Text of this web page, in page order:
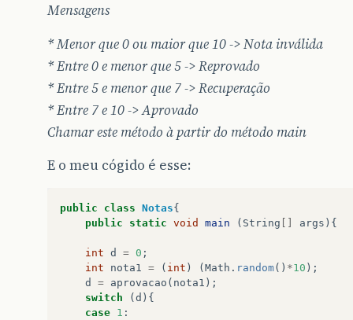
Mensagens
* Menor que 0 ou maior que 10 -> Nota inválida
* Entre 0 e menor que 5 -> Reprovado
* Entre 5 e menor que 7 -> Recuperação
* Entre 7 e 10 -> Aprovado
Chamar este método à partir do método main
E o meu cógido é esse:
public class Notas{
public
static void main ( String [] args ){
int d = 0 ;
int
nota1 = ( int ) (Math . random() *10 );
d
= aprovacao ( nota1 );
switch
(d ){
case 1 :